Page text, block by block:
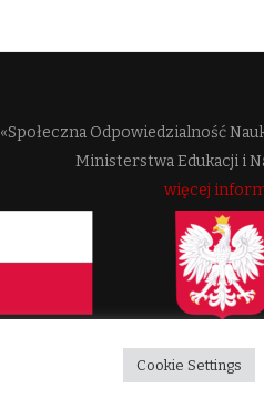
Odpowiedzialność
Ministerstwa Edukacji i
więcej
Cookie Settings